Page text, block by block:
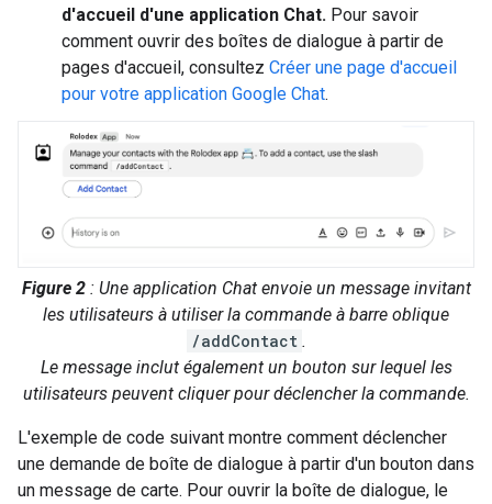
d'accueil d'une application Chat. Pour savoir
comment ouvrir des boîtes de dialogue à partir de
pages d'accueil, consultez Créer une page d'accueil
pour votre application Google Chat.
Figure 2: Une application Chat envoie un message invitant
les utilisateurs à utiliser la commande à barre oblique
/addContact .
Le message inclut également un bouton sur lequel les
utilisateurs peuvent cliquer pour déclencher la commande.
L'exemple de code suivant montre comment déclencher
une demande de boîte de dialogue à partir d'un bouton dans
un message de carte. Pour ouvrir la boîte de dialogue, le